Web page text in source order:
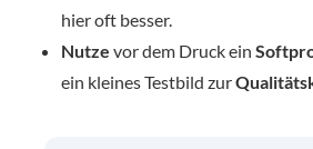
hier oft besser.
Nutze vor dem Druck ein
ein kleines Testbild zur